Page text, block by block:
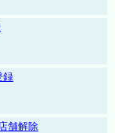
録
舗解除